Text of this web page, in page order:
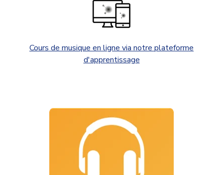
Cours de musique en ligne via notre plateforme
d'apprentissage